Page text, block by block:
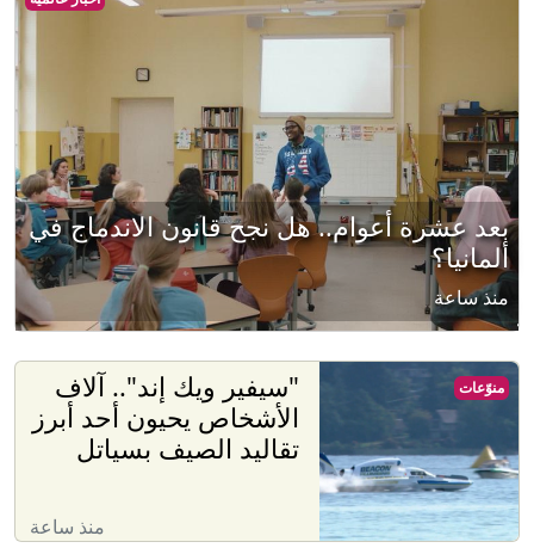
بعد عشرة أعوام.. هل نجح قانون الاندماج في
ألمانيا؟
منذ ساعة
"سيفير ويك إند".. آلاف
الأشخاص يحيون أحد أبرز
تقاليد الصيف بسياتل
منذ ساعة
منوّعات